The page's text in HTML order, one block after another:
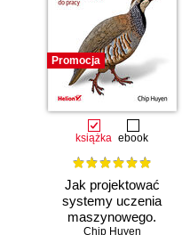
Promocja
książka ebook
Jak projektować
systemy uczenia
maszynowego.
Chip Huyen